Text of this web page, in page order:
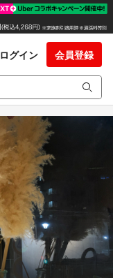
ログイン 会員登録